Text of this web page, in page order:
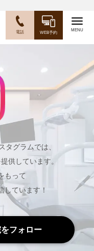
WEB予約
電話
タグラムでは、
供しています。
もって
しています！
フォロー